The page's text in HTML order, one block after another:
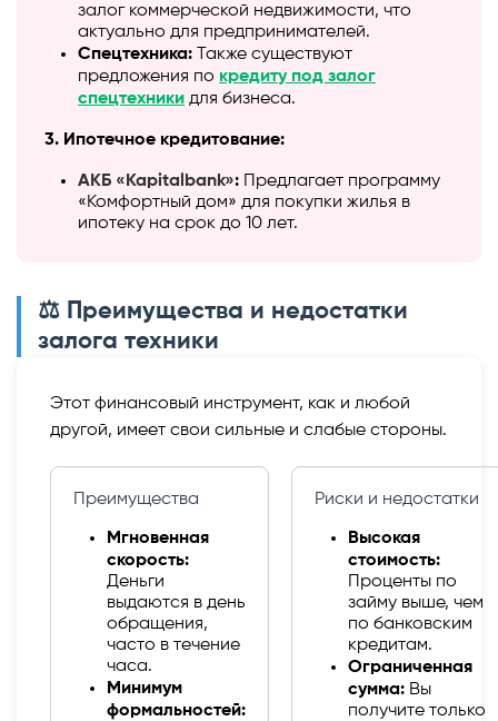
залог коммерческой недвижимости, что
актуально для предпринимателей.
Спецтехника: Также существуют
предложения по кредиту под залог
спецтехники для бизнеса.
3. Ипотечное кредитование:
АКБ «Kapitalbank»: Предлагает программу
«Комфортный дом» для покупки жилья в
ипотеку на срок до 10 лет.
⚖️ Преимущества и недостатки
залога техники
Этот финансовый инструмент, как и любой
другой, имеет свои сильные и слабые стороны.
Преимущества
Мгновенная
скорость:
Деньги
выдаются в день
обращения,
часто в течение
часа.
Минимум
формальностей:
Риски и недостатки
Высокая
стоимость:
Проценты по
займу выше, чем
по банковским
кредитам.
Ограниченная
сумма: Вы
получите только